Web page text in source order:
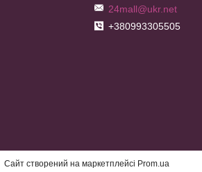
24mall@ukr.net
+380993305505
Сайт створений на маркетплейсі Prom.ua